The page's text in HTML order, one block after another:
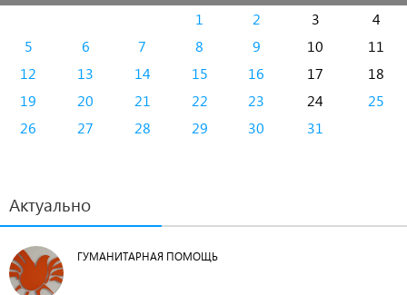
1 2 3
4
5
6 7 8 9 10
11
12
13 14 15 16 17
18
19
20 21 22 23 24
25
26
27 28 29 30 31
Актуально
ГУМАНИТАРНАЯ ПОМОЩЬ